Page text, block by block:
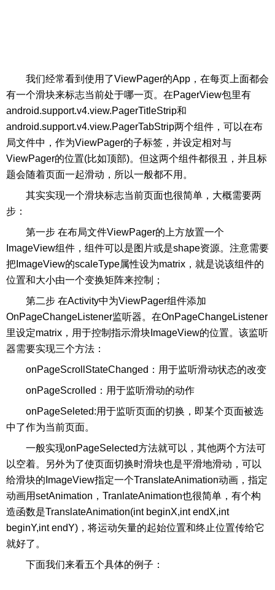
我们经常看到使用了ViewPager的App，在每页上面都会
有一个滑块来标志当前处于哪一页。在PagerView包里有
android.support.v4.view.PagerTitleStrip和
android.support.v4.view.PagerTabStrip两个组件，可以在布
局文件中，作为ViewPager的子标签，并设定相对与
ViewPager的位置(比如顶部)。但这两个组件都很丑，并且标
题会随着页面一起滑动，所以一般都不用。
其实实现一个滑块标志当前页面也很简单，大概需要两
步：
第一步 在布局文件ViewPager的上方放置一个
ImageView组件，组件可以是图片或是shape资源。注意需要
把ImageView的scaleType属性设为matrix，就是说该组件的
位置和大小由一个变换矩阵来控制；
第二步 在Activity中为ViewPager组件添加
OnPageChangeListener监听器。在OnPageChangeListener
里设定matrix，用于控制指示滑块ImageView的位置。该监听
器需要实现三个方法：
onPageScrollStateChanged：用于监听滑动状态的改变
onPageScrolled：用于监听滑动的动作
onPageSeleted:用于监听页面的切换，即某个页面被选
中了作为当前页面。
一般实现onPageSelected方法就可以，其他两个方法可
以空着。另外为了使页面切换时滑块也是平滑地滑动，可以
给滑块的ImageView指定一个TranslateAnimation动画，指定
动画用setAnimation，TranlateAnimation也很简单，有个构
造函数是TranslateAnimation(int beginX,int endX,int
beginY,int endY)，将运动矢量的起始位置和终止位置传给它
就好了。
下面我们来看五个具体的例子：